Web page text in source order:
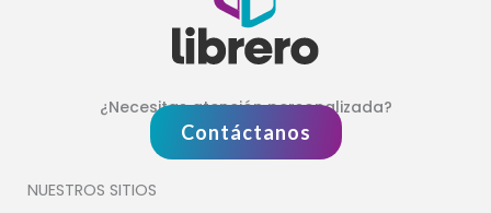
¿Necesitas atención personalizada?
Contáctanos
NUESTROS SITIOS